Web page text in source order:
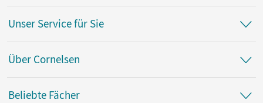
Unser Service für Sie
Über Cornelsen
Beliebte Fächer